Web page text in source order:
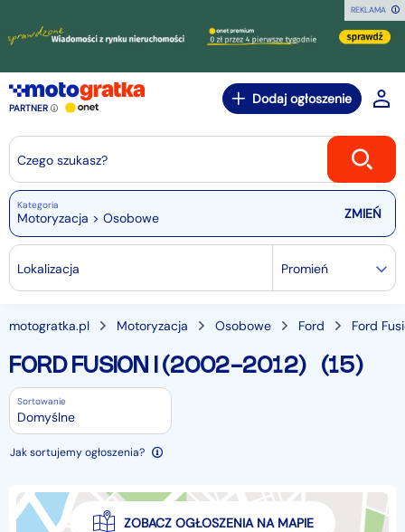
REKLAMA
PARTNER
Dodaj ogłoszenie
Czego szukasz?
Kategoria
Motoryzacja > Osobowe
Lokalizacja Promień
motogratka.pl Motoryzacja Osobowe Ford Ford
FORD FUSION I (2002-2012) (15)
Sortowanie
Domyślne
Jak sortujemy ogłoszenia?
ZOBACZ OGŁOSZENIA NA MAPIE